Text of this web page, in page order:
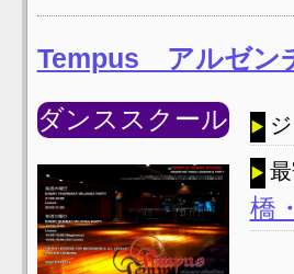
Tempus アルゼン
ダンススクール
橋